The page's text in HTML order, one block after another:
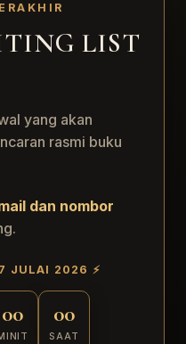
LIST
yang akan
rasmi buku
dan nombor
JULAI 2026 ⚡
00 00
SAAT